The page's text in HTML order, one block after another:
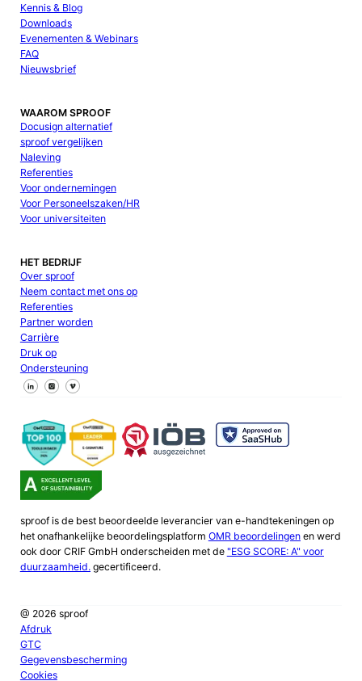
Kennis & Blog
Downloads
Evenementen & Webinars
FAQ
Nieuwsbrief
WAAROM SPROOF
Docusign alternatief
sproof vergelijken
Naleving
Referenties
Voor ondernemingen
Voor Personeelszaken/HR
Voor universiteiten
HET BEDRIJF
Over sproof
Neem contact met ons op
Referenties
Partner worden
Carrière
Druk op
Ondersteuning
Volg ons op Facebook
Volg ons op X
Volg ons op LinkedIn
sproof is de best beoordeelde leverancier van e-handtekeningen op
het onafhankelijke beoordelingsplatform OMR beoordelingenen werd
ook door CRIF GmbH onderscheiden met de "ESG SCORE: A" voor
duurzaamheid. gecertificeerd.
@ 2026 sproof
Afdruk
GTC
Gegevensbescherming
Cookies